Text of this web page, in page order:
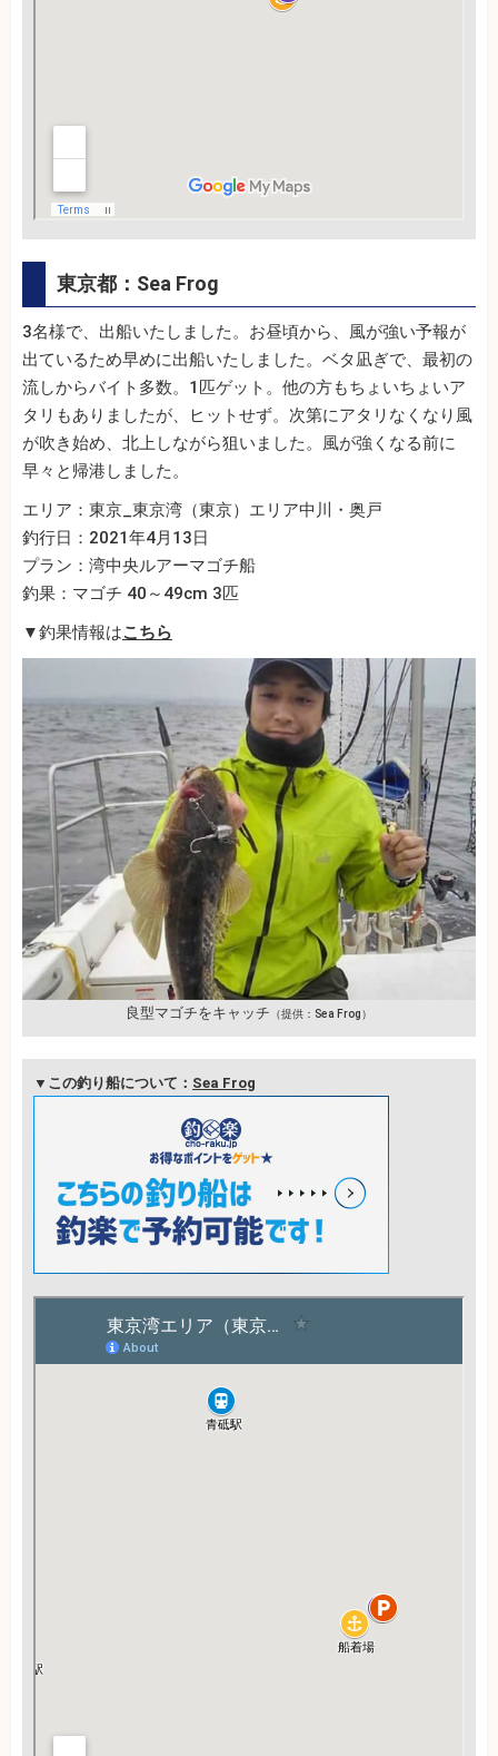
東京都：Sea Frog
3名様で、出船いたしました。お昼頃から、風が強い予報が
出ているため早めに出船いたしました。ベタ凪ぎで、最初の
流しからバイト多数。1匹ゲット。他の方もちょいちょいア
タリもありましたが、ヒットせず。次第にアタリなくなり風
が吹き始め、北上しながら狙いました。風が強くなる前に
早々と帰港しました。
エリア：東京_東京湾（東京）エリア中川・奥戸
釣行日：2021年4月13日
プラン：湾中央ルアーマゴチ船
釣果：マゴチ 40～49cm 3匹
▼釣果情報はこちら
良型マゴチをキャッチ （提供：Sea Frog）
▼この釣り船について： Sea Frog